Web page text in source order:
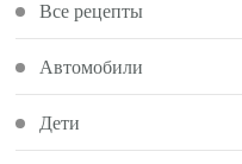
Все рецепты
Автомобили
Дети